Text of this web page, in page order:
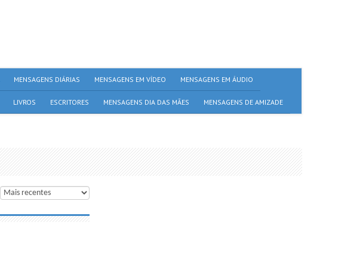
MENSAGENS DIÁRIAS MENSAGENS EM VÍDEO MENSAGENS EM ÁUDIO
LIVROS ESCRITORES MENSAGENS DIA DAS MÃES MENSAGENS DE AMIZADE